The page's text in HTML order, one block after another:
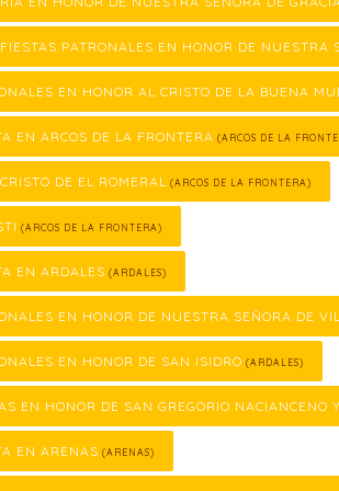
PATRONALES EN HONOR DE NUESTRA
EN HONOR AL CRISTO DE LA BUENA
EN ARCOS DE LA FRONTERA (ARCOS DE LA
DE EL ROMERAL (ARCOS DE LA FRONTERA)
(ARCOS DE LA FRONTERA)
EN ARDALES (ARDALES)
EN HONOR DE NUESTRA SEÑORA DE
EN HONOR DE SAN ISIDRO (ARDALES)
EN HONOR DE SAN GREGORIO NACIANCENO
EN ARENAS (ARENAS)